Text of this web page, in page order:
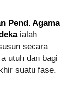
Pend. Agama
ialah
secara
utuh dan bagi
suatu fase.